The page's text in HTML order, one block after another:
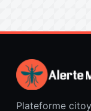
Plateforme